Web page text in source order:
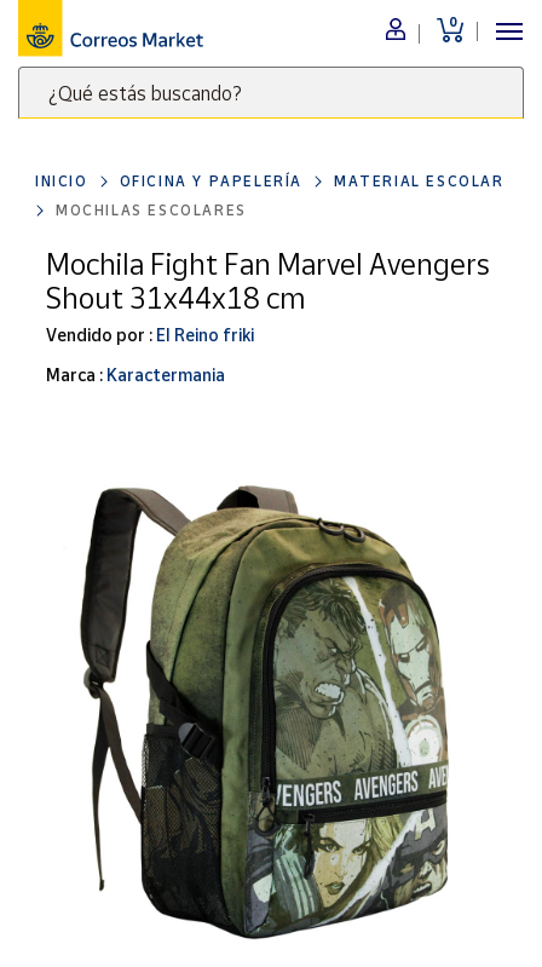
0
¿Qué estás buscando?
clave
para
buscar
productos
Correos
Market
Menú
Nuestro
catálogo
Alimentación
Ocio y cultura
Juguetes y
juegos
Libros y
Artesanía
Oficina y
Papelería
Para Canarias,
Ceuta y Melilla
populares
INICIO OFICINA Y PAPELERÍA
MATERIAL ESCOLAR
MOCHILAS ESCOLARES
Mochila Fight Fan Marvel Avengers
Shout 31x44x18 cm
Vendido por : El Reino friki
Marca : Karactermania